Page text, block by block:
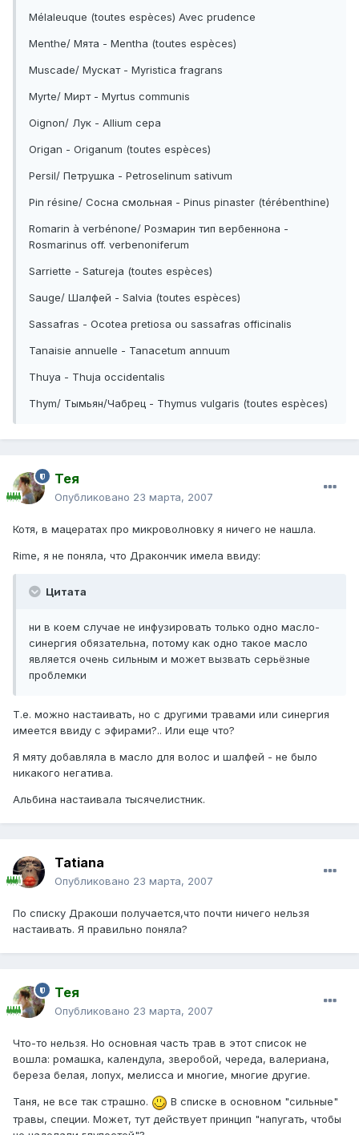
Mélaleuque (toutes espèces) Avec prudence
Menthe/ Мята - Mentha (toutes espèces)
Muscade/ Мускат - Myristica fragrans
Myrte/ Мирт - Myrtus communis
Oignon/ Лук - Allium cepa
Origan - Origanum (toutes espèces)
Persil/ Петрушка - Petroselinum sativum
Pin résine/ Сосна смольная - Pinus pinaster (térébenthine)
Romarin à verbénone/ Розмарин тип вербеннона -
Rosmarinus off. verbenoniferum
Sarriette - Satureja (toutes espèces)
Sauge/ Шалфей - Salvia (toutes espèces)
Sassafras - Ocotea pretiosa ou sassafras officinalis
Tanaisie annuelle - Tanacetum annuum
Thuya - Thuja occidentalis
Thym/ Тымьян/Чабрец - Thymus vulgaris (toutes espèces)
Тея
Опубликовано 23 марта, 2007
Котя, в мацератах про микроволновку я ничего не нашла.
Rime, я не поняла, что Дракончик имела ввиду:
Цитата
ни в коем случае не инфузировать только одно масло-
синергия обязательна, потому как одно такое масло
является очень сильным и может вызвать серьёзные
проблемки
Т.е. можно настаивать, но с другими травами или синергия
имеется ввиду с эфирами?.. Или еще что?
Я мяту добавляла в масло для волос и шалфей - не было
никакого негатива.
Альбина настаивала тысячелистник.
Tatiana
Опубликовано 23 марта, 2007
По списку Дракоши получается,что почти ничего нельзя
настаивать. Я правильно поняла?
Тея
Опубликовано 23 марта, 2007
Что-то нельзя. Но основная часть трав в этот список не
вошла: ромашка, календула, зверобой, череда, валериана,
береза белая, лопух, мелисса и многие, многие другие.
Таня, не все так страшно.
В списке в основном "сильные"
травы, специи. Может, тут действует принцип "напугать, чтобы